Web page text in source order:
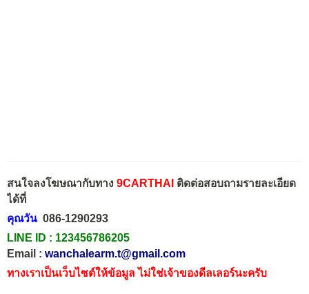
สนใจลงโฆษณากับทาง 9CARTHAI ติดต่อสอบถามรายละเอียด
ได้ที่
คุณวัน 086-1290293
LINE ID : 123456786205
Email : wanchalearm.t@gmail.com
ทางเราเป็นเว็บไซต์ให้ข้อมูล ไม่ใช่เจ้าของดีลเลอร์นะครับ